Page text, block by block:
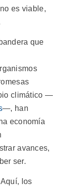
es viable,
que
climático —
—, han
economía
avances,
ser.
los